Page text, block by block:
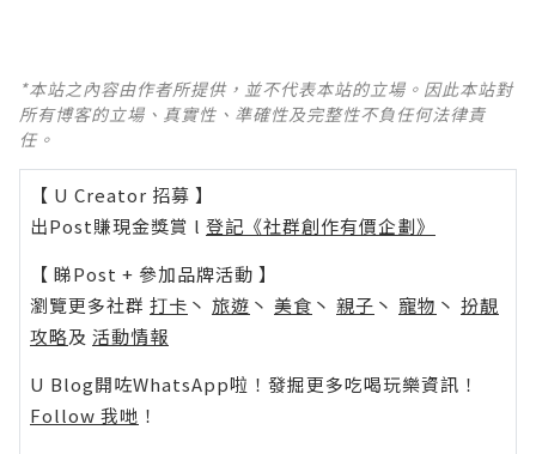
*本站之內容由作者所提供，並不代表本站的立場。因此本站對
所有博客的立場、真實性、準確性及完整性不負任何法律責
任。
【 U Creator 招募 】
出Post賺現金獎賞 l 登記《社群創作有價企劃》
【 睇Post + 參加品牌活動 】
瀏覽更多社群 打卡 丶 旅遊 丶 美食 丶 親子 丶 寵物 丶 扮靚
攻略及 活動情報
U Blog開咗WhatsApp啦！發掘更多吃喝玩樂資訊！
Follow 我哋 ！